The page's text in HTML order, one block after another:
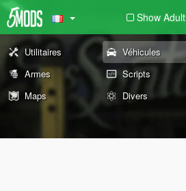
Show Adult
Utilitaires Véhicules
Armes
Scripts
Maps
Divers